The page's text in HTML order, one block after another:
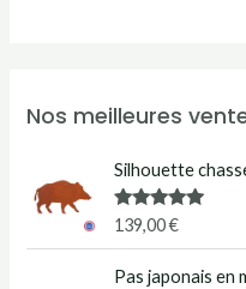
Nos meilleures
Silhouette
Note5.00
sur 5
139,00€
Pas japonais en